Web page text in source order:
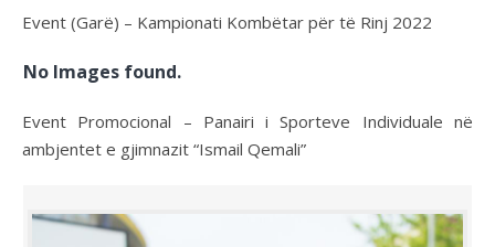
Event (Garë) – Kampionati Kombëtar për të Rinj 2022
No Images found.
Event Promocional – Panairi i Sporteve Individuale në
ambjentet e gjimnazit “Ismail Qemali”